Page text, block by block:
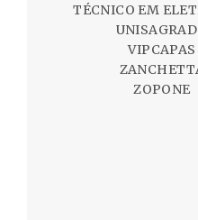
TÉCNICO EM
VIPCAPAS
ZOPONE